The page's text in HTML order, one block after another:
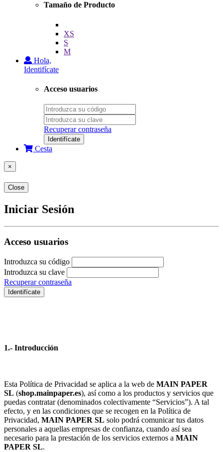
Tamaño de Producto
XS
S
M
Hola,
Identifícate
Acceso usuarios
Recuperar contraseña
Identifícate
Cesta
×
Close
Iniciar Sesión
Acceso usuarios
Introduzca su código
Introduzca su clave
Recuperar contraseña
Identifícate
1.- Introducción
Esta Política de Privacidad se aplica a la web de MAIN PAPER
SL (shop.mainpaper.es), así como a los productos y servicios que
puedas contratar (denominados colectivamente “Servicios”). A tal
efecto, y en las condiciones que se recogen en la Política de
Privacidad, MAIN PAPER SL solo podrá comunicar tus datos
personales a aquellas empresas de confianza, cuando así sea
necesario para la prestación de los servicios externos a MAIN
PAPER SL.